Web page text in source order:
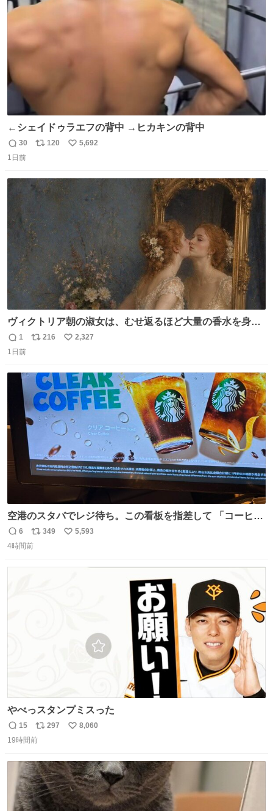
数
←シェイドゥラエフの背中 →ヒカキンの背中
返
信
30
リ
ト
120
い
5,692
1日前
ヴィクトリア朝の淑女は、むせ返るほど大量の香水を身に
つけるものではないとされていた。それでも香水は、髪や
肌の手入れと同じくらい、ヴィクトリア朝の女性達の美容
が知る香水よりも単純な組成で、その大部分は薔薇、菫、
ベルガモット、
返
信
1
リ
ト
数
216
い
数
2,327
1日前
空港のスタバでレジ待ち。この看板を指差して 「コーヒー
苦手な人コーヒー飲まないよ！」て叫び続けてる子供いて
吹き出しそうwお母さんお疲れ様です。
返
信
6
リ
ポ
349
い
5,593
4時間前
やべっスタンプミスった
返
信
15
リ
ポ
ト
数
297
い
数
8,060
19時間前